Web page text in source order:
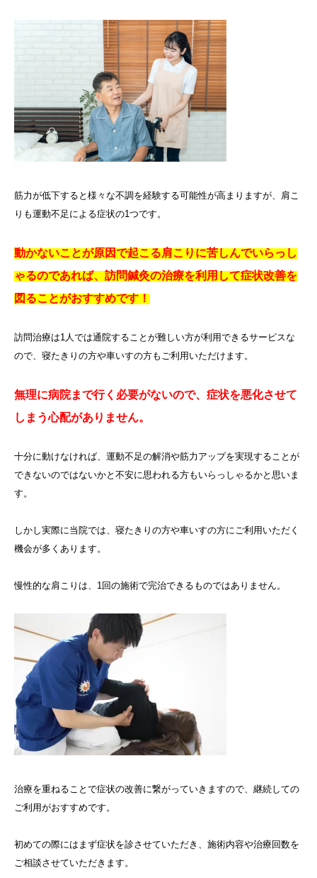
筋力が低下すると様々な不調を経験する可能性が高まりますが、肩こ
りも運動不足による症状の1つです。
動かないことが原因で起こる肩こりに苦しんでいらっし
ゃるのであれば、訪問鍼灸の治療を利用して症状改善を
図ることがおすすめです！
訪問治療は1人では通院することが難しい方が利用できるサービスな
ので、寝たきりの方や車いすの方もご利用いただけます。
無理に病院まで行く必要がないので、症状を悪化させて
しまう心配がありません。
十分に動けなければ、運動不足の解消や筋力アップを実現することが
できないのではないかと不安に思われる方もいらっしゃるかと思いま
す。
しかし実際に当院では、寝たきりの方や車いすの方にご利用いただく
機会が多くあります。
慢性的な肩こりは、1回の施術で完治できるものではありません。
治療を重ねることで症状の改善に繋がっていきますので、継続しての
ご利用がおすすめです。
初めての際にはまず症状を診させていただき、施術内容や治療回数を
ご相談させていただきます。